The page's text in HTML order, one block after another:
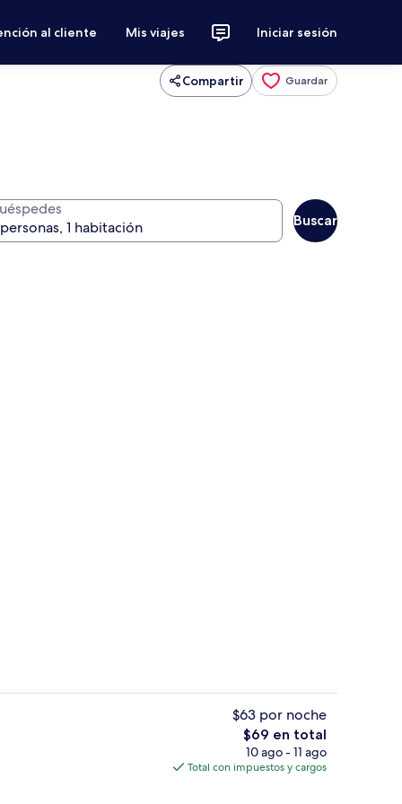
al cliente Mis viajes Iniciar sesión
Compartir Guardar
Buscar
Alberca al aire libre por temporada
$63 por noche
El
precio
total
$69 en total
10 ago - 11 ago
Total con impuestos y cargos